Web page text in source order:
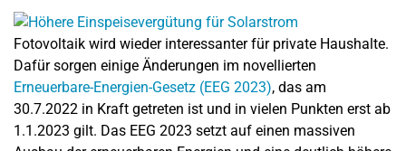
Fotovoltaik wird wieder interessanter für private Haushalte.
Dafür sorgen einige Änderungen im novellierten
Erneuerbare-Energien-Gesetz (EEG 2023), das am
30.7.2022 in Kraft getreten ist und in vielen Punkten erst ab
1.1.2023 gilt. Das EEG 2023 setzt auf einen massiven